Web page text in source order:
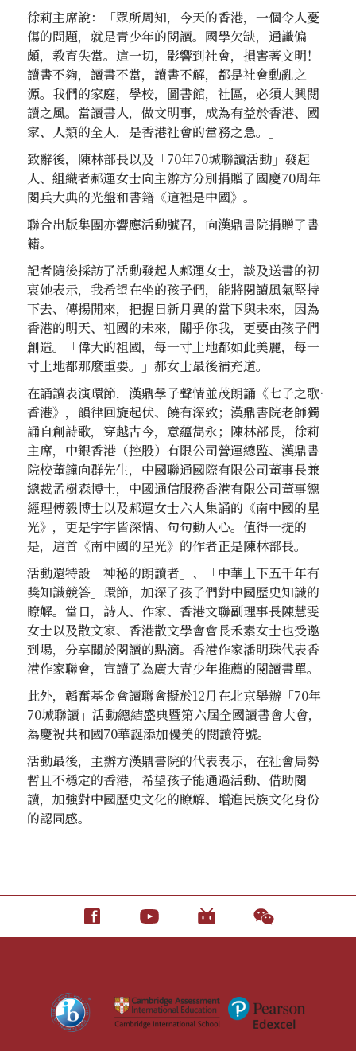
徐莉主席說：「眾所周知，今天的香港，一個令人憂
傷的問題，就是青少年的閱讀。國學欠缺，通識偏
頗，教育失當。這一切，影響到社會，損害著文明！
讀書不夠，讀書不當，讀書不解，都是社會動亂之
源。我們的家庭，學校，圖書館，社區，必須大興閱
讀之風。當讀書人，做文明事，成為有益於香港、國
家、人類的全人，是香港社會的當務之急。」
致辭後，陳林部長以及「70年70城聯讀活動」發起
人、組織者郝運女士向主辦方分別捐贈了國慶70周年
閱兵大典的光盤和書籍《這裡是中國》。
聯合出版集團亦響應活動號召，向漢鼎書院捐贈了書
籍。
記者隨後採訪了活動發起人郝運女士，談及送書的初
衷她表示，我希望在坐的孩子們，能將閱讀風氣堅持
下去、傳揚開來，把握日新月異的當下與未來，因為
香港的明天、祖國的未來，關乎你我，更要由孩子們
創造。「偉大的祖國，每一寸土地都如此美麗，每一
寸土地都那麼重要。」郝女士最後補充道。
在誦讀表演環節，漢鼎學子聲情並茂朗誦《七子之歌·
香港》，韻律回旋起伏、饒有深致；漢鼎書院老師獨
誦自創詩歌，穿越古今，意蘊雋永；陳林部長，徐莉
主席，中銀香港（控股）有限公司營運總監、漢鼎書
院校董鐘向群先生，中國聯通國際有限公司董事長兼
總裁孟樹森博士，中國通信服務香港有限公司董事總
經理傅毅博士以及郝運女士六人集誦的《南中國的星
光》，更是字字皆深情、句句動人心。值得一提的
是，這首《南中國的星光》的作者正是陳林部長。
活動還特設「神秘的朗讀者」、「中華上下五千年有
獎知識競答」環節，加深了孩子們對中國歷史知識的
瞭解。當日，詩人、作家、香港文聯副理事長陳慧雯
女士以及散文家、香港散文學會會長禾素女士也受邀
到場，分享關於閱讀的點滴。香港作家潘明珠代表香
港作家聯會，宣讀了為廣大青少年推薦的閱讀書單。
此外，韜奮基金會讀聯會擬於12月在北京舉辦「70年
70城聯讀」活動總結盛典暨第六屆全國讀書會大會，
為慶祝共和國70華誕添加優美的閱讀符號。
活動最後，主辦方漢鼎書院的代表表示，在社會局勢
暫且不穩定的香港，希望孩子能通過活動、借助閱
讀，加強對中國歷史文化的瞭解、增進民族文化身份
的認同感。